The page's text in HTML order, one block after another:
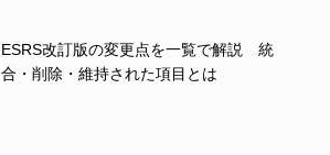
ESRS改訂版の変更点を一覧で解説 統
合・削除・維持された項目とは